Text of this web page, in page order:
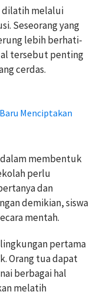
dilatih melalui
Seseorang yang
lebih berhati-
tersebut penting
cerdas.
Menciptakan
membentuk
perlu
dan
demikian, siswa
mentah.
pertama
Orang tua dapat
berbagai hal
melatih